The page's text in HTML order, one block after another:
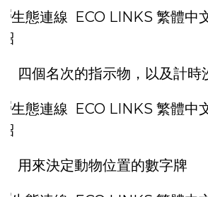
四個名次的指示物，以及計時
用來決定動物位置的數字牌